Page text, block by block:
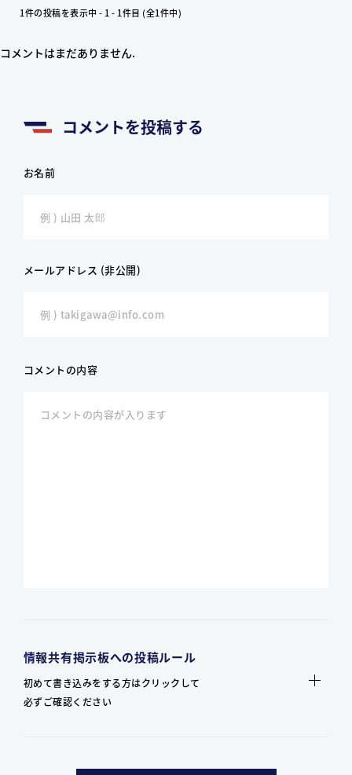
1件の投稿を表示中 - 1 - 1件目 (全1件中)
コメントはまだありません.
コメントを投稿する
お名前
メールアドレス (非公開)
コメントの内容
情報共有掲示板への投稿ルール
初めて書き込みをする方はクリックして
必ずご確認ください